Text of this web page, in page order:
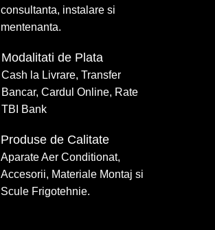
consultanta, instalare si
mentenanta.
Modalitati de Plata
Cash la Livrare, Transfer
Bancar, Cardul Online, Rate
TBI Bank
Produse de Calitate
Aparate Aer Conditionat,
Accesorii, Materiale Montaj si
Scule Frigotehnie.